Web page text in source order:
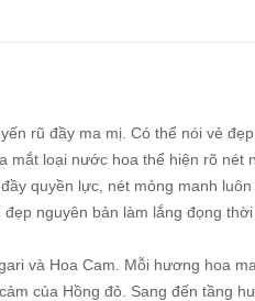
rũ đầy ma mị. Có thể nói vẻ
mắt loại nước hoa thể hiện rõ nét
quyền lực, nét mỏng manh
nguyên bản làm lắng đọng thời
và Hoa Cam. Mỗi hương hoa
của Hồng đỏ. Sang đến tầng